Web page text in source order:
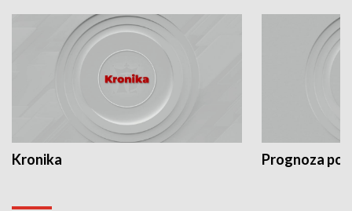
Kronika Prognoza